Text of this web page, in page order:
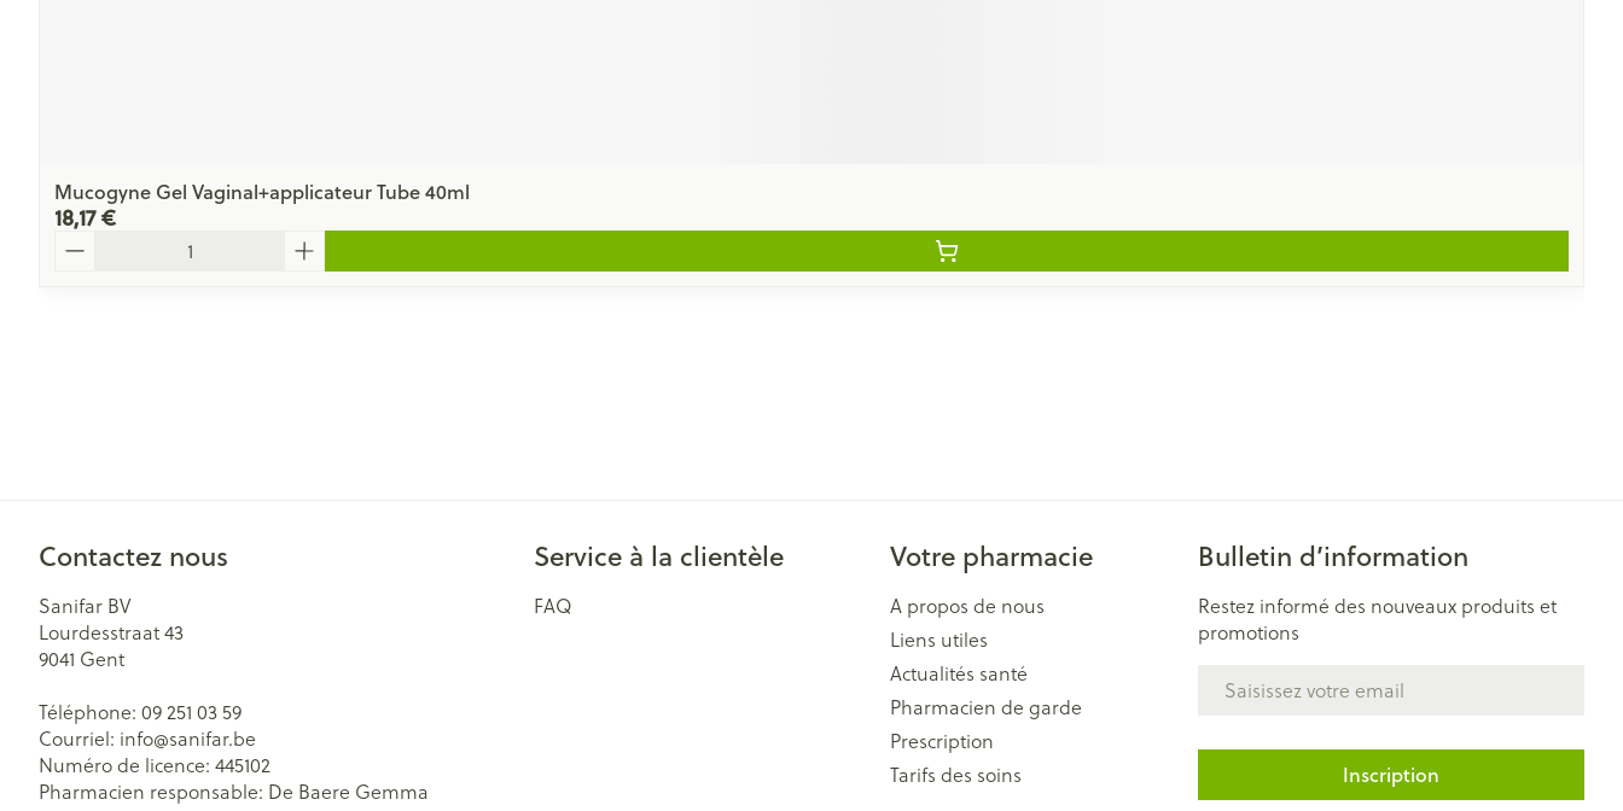
Mucogyne Gel Vaginal+applicateur Tube 40ml
18,17 €
Contactez nous
Sanifar BV
Lourdesstraat 43
9041 Gent
Téléphone: 09 251 03 59
Courriel: info@sanifar.be
Numéro de licence: 445102
Pharmacien responsable: De Baere Gemma
Service à la clientèle
FAQ
Votre pharmacie
A propos de nous
Liens utiles
Actualités santé
Pharmacien de garde
Prescription
Tarifs des soins
Bulletin d’information
Restez informé des nouveaux produits et
promotions
Inscription